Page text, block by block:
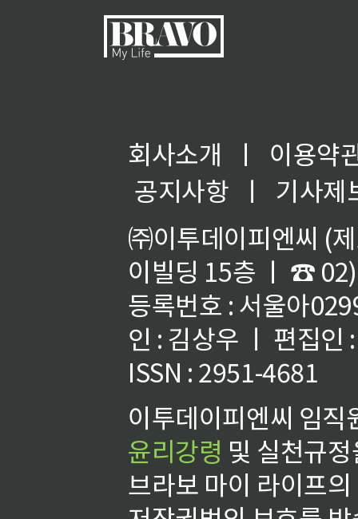
회사소개 ㅣ
이용약
공지사항
ㅣ
기사제
㈜이투데이피엔씨 (
이빌딩 15층 ㅣ ☎
등록번호 : 서울아
인 : 김상우 ㅣ 편집인
ISSN : 2951-4681
이투데이피엔씨 임
윤리강령 및 실천규
브라보 마이 라이프